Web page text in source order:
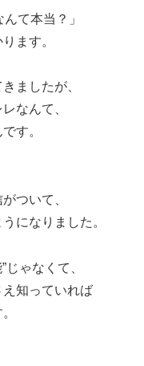
て本当？」
ます。
ましたが、
なんて、
す。
ついて、
になりました。
じゃなくて、
知っていれば